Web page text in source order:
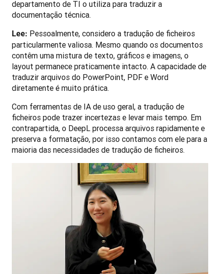
departamento de TI o utiliza para traduzir a
documentação técnica.
Lee: Pessoalmente, considero a tradução de ficheiros
particularmente valiosa. Mesmo quando os documentos
contêm uma mistura de texto, gráficos e imagens, o
layout permanece praticamente intacto. A capacidade de
traduzir arquivos do PowerPoint, PDF e Word
diretamente é muito prática.
Com ferramentas de IA de uso geral, a tradução de
ficheiros pode trazer incertezas e levar mais tempo. Em
contrapartida, o DeepL processa arquivos rapidamente e
preserva a formatação, por isso contamos com ele para a
maioria das necessidades de tradução de ficheiros.